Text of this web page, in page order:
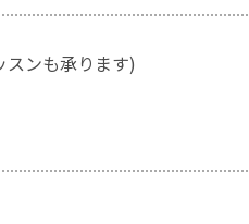
ンも承ります)